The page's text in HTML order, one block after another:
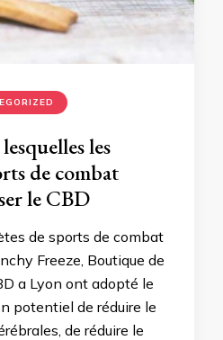
les
de combat
le CBD
de sports de combat
Freeze, Boutique de
a Lyon ont adopté le
potentiel de réduire le
de réduire le